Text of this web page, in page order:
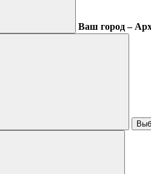
Ваш город –